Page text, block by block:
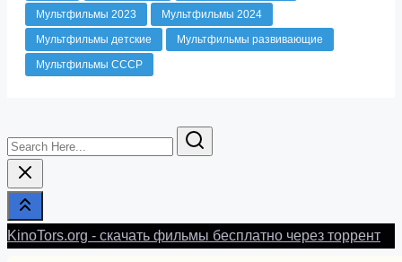
Мультфильмы 2023
Мультфильмы 2024
Мультфильмы детские
Мультфильмы развивающие
Мультфильмы СССР
Search
Here...
KinoTors.org - скачать фильмы бесплатно через торрент